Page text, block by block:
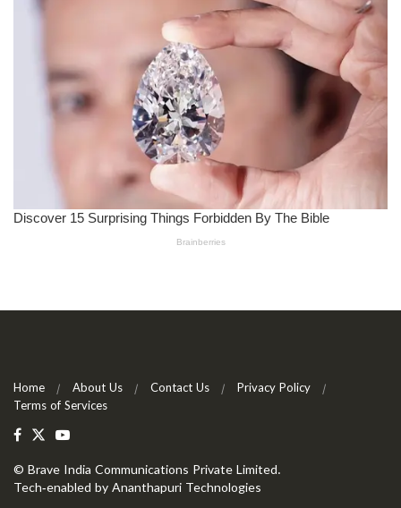
Home About Us Contact Us
Privacy Policy
Terms of Services
© Brave India Communications Private Limited.
Tech-enabled by Ananthapuri Technologies